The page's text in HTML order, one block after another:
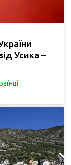
Усика –